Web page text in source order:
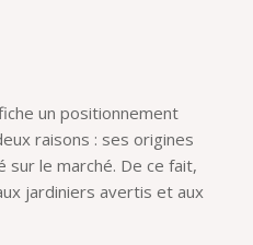
un positionnement
raisons : ses origines
le marché. De ce fait,
jardiniers avertis et aux